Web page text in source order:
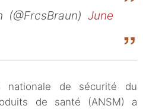
June
nationale de sécurité du
de santé (ANSM) a